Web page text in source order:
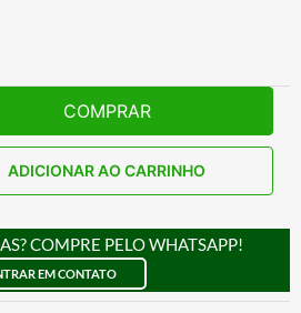
COMPRAR
ADICIONAR AO CARRINHO
COMPRE PELO WHATSAPP!
EM CONTATO